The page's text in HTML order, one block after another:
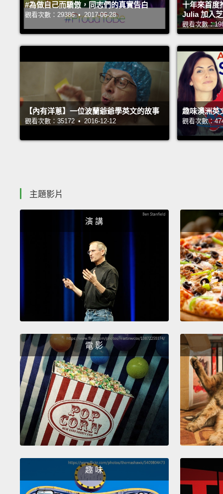
#為做自己而驕傲，同志們的真實告白
觀看次數：29386 • 2017-06-28
十年來首度
Julia 加入
觀看次數：
【內有洋蔥】一位波蘭爺爺學英文的故事
觀看次數：35172 • 2016-12-12
趣味澳洲英
觀看次數：
主題影片
演 講
電 影
趣 味